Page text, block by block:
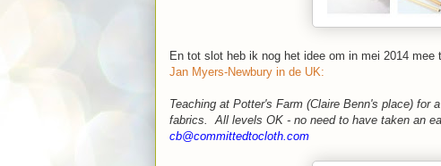
En tot slot heb ik nog het idee om in mei 2014
Jan Myers-Newbury in de UK:
Teaching at Potter's Farm (Claire Benn's place)
fabrics. All levels OK - no need to have taken an
cb@committedtocloth.com